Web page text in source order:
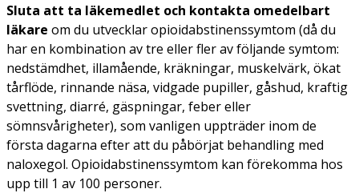
Sluta att ta läkemedlet och kontakta omedelbart
läkare om du utvecklar opioidabstinenssymtom (då du
har en kombination av tre eller fler av följande symtom:
nedstämdhet, illamående, kräkningar, muskelvärk, ökat
tårflöde, rinnande näsa, vidgade pupiller, gåshud, kraftig
svettning, diarré, gäspningar, feber eller
sömnsvårigheter), som vanligen uppträder inom de
första dagarna efter att du påbörjat behandling med
naloxegol. Opioidabstinenssymtom kan förekomma hos
upp till 1 av 100 personer.